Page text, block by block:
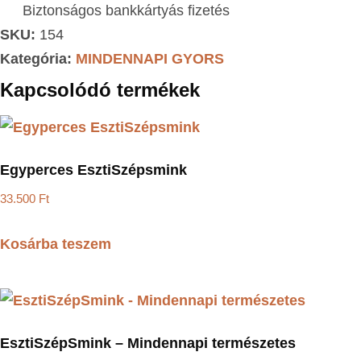
Biztonságos bankkártyás fizetés
SKU: 154
Kategória: MINDENNAPI GYORS
Kapcsolódó termékek
Egyperces EsztiSzépsmink
33.500 Ft
Kosárba teszem
EsztiSzépSmink – Mindennapi természetes